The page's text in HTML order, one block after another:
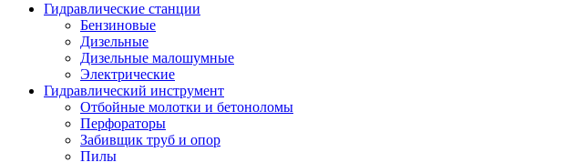
Гидравлические станции
Бензиновые
Дизельные
Дизельные малошумные
Электрические
Гидравлический инструмент
Отбойные молотки и бетоноломы
Перфораторы
Забивщик труб и опор
Пилы